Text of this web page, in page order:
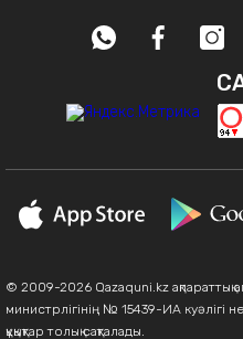
© 2009-2026 Qazaquni.kz ақпараттық
министрлігінің № 15439-ИА куәлігі
құқықтар толық сақталады.